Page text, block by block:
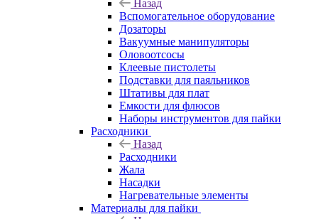
Назад
Вспомогательное оборудование
Дозаторы
Вакуумные манипуляторы
Оловоотсосы
Клеевые пистолеты
Подставки для паяльников
Штативы для плат
Емкости для флюсов
Наборы инструментов для пайки
Расходники
Назад
Расходники
Жала
Насадки
Нагревательные элементы
Материалы для пайки